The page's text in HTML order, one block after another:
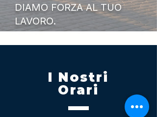
DIAMO FORZA AL TUO
LAVORO.
I Nostri
Orari